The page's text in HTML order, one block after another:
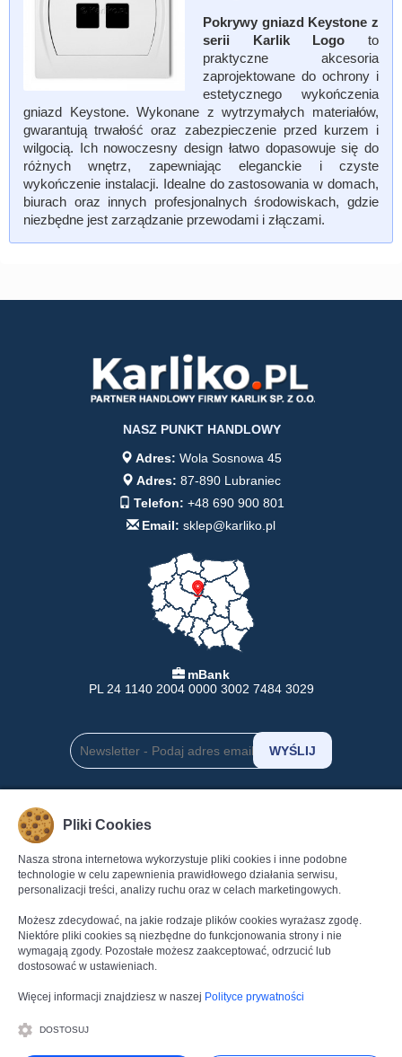
Pokrywy gniazd Keystone z
serii Karlik Logo to
praktyczne akcesoria
zaprojektowane do ochrony i
estetycznego wykończenia
gniazd Keystone. Wykonane z wytrzymałych materiałów,
gwarantują trwałość oraz zabezpieczenie przed kurzem i
wilgocią. Ich nowoczesny design łatwo dopasowuje się do
różnych wnętrz, zapewniając eleganckie i czyste
wykończenie instalacji. Idealne do zastosowania w domach,
biurach oraz innych profesjonalnych środowiskach, gdzie
niezbędne jest zarządzanie przewodami i złączami.
NASZ PUNKT HANDLOWY
Adres: Wola Sosnowa 45
Adres: 87-890 Lubraniec
Telefon: +48 690 900 801
Email: sklep@karliko.pl
mBank
PL 24 1140 2004 0000 3002 7484 3029
INFORMACJE
Formy Płatności
Dostawa
Zwroty
Reklamacje
Regulamin
Polityka Prywatności
Kontakt
Pliki Cookies
Nasza strona internetowa wykorzystuje pliki cookies i inne podobne
technologie w celu zapewnienia prawidłowego działania serwisu,
personalizacji treści, analizy ruchu oraz w celach marketingowych.
Możesz zdecydować, na jakie rodzaje plików cookies wyrażasz zgodę.
Niektóre pliki cookies są niezbędne do funkcjonowania strony i nie
wymagają zgody. Pozostałe możesz zaakceptować, odrzucić lub
dostosować w ustawieniach.
Więcej informacji znajdziesz w naszej Polityce prywatności
DOSTOSUJ